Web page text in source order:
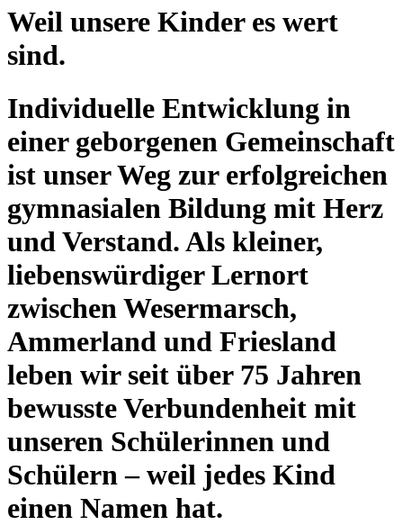
Weil unsere Kinder es wert
sind.
Individuelle Entwicklung in
einer geborgenen Gemeinschaft
ist unser Weg zur erfolgreichen
gymnasialen Bildung mit Herz
und Verstand. Als kleiner,
liebenswürdiger Lernort
zwischen Wesermarsch,
Ammerland und Friesland
leben wir seit über 75 Jahren
bewusste Verbundenheit mit
unseren Schülerinnen und
Schülern – weil jedes Kind
einen Namen hat.